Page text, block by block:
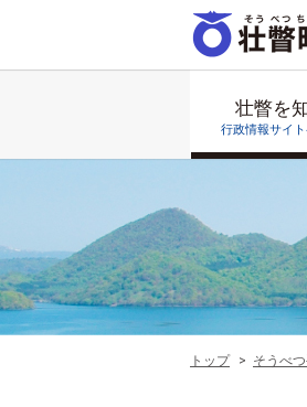
壮瞥を
行政情報サイ
トップ そうべ